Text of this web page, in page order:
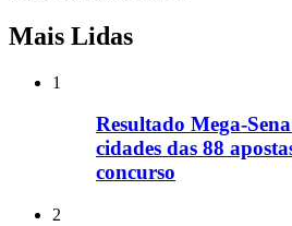
Mais Lidas
1
Resultado Mega-
cidades das 88
concurso
2